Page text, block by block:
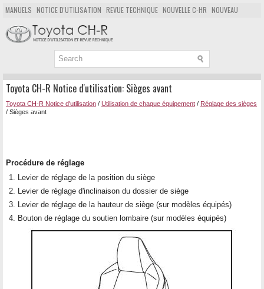
MANUELS NOTICE D'UTILISATION REVUE TECHNIQUE NOUVELLE C-HR NOUVEAU
POPULAIRE
PLAN DU SITE CHERCHER
Toyota CH-R Notice d'utilisation: Sièges avant
Toyota CH-R Notice d'utilisation / Utilisation de chaque équipement / Réglage des sièges
/ Sièges avant
Procédure de réglage
Levier de réglage de la position du siège
Levier de réglage d'inclinaison du dossier de siège
Levier de réglage de la hauteur de siège (sur modèles équipés)
Bouton de réglage du soutien lombaire (sur modèles équipés)